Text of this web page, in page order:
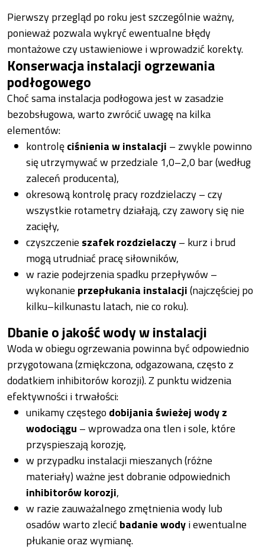
Pierwszy przegląd po roku jest szczególnie ważny,
ponieważ pozwala wykryć ewentualne błędy
montażowe czy ustawieniowe i wprowadzić korekty.
Konserwacja instalacji ogrzewania
podłogowego
Choć sama instalacja podłogowa jest w zasadzie
bezobsługowa, warto zwrócić uwagę na kilka
elementów:
kontrolęciśnienia w instalacji – zwykle powinno
się utrzymywać w przedziale 1,0–2,0 bar (według
zaleceń producenta),
okresową kontrolę pracy rozdzielaczy – czy
wszystkie rotametry działają, czy zawory się nie
zacięły,
czyszczenie szafek rozdzielaczy– kurz i brud
mogą utrudniać pracę siłowników,
w razie podejrzenia spadku przepływów –
wykonanie przepłukania instalacji(najczęściej po
kilku–kilkunastu latach, nie co roku).
Dbanie o jakość wody w instalacji
Woda w obiegu ogrzewania powinna być odpowiednio
przygotowana (zmiękczona, odgazowana, często z
dodatkiem inhibitorów korozji). Z punktu widzenia
efektywności i trwałości:
unikamy częstego dobijania świeżej wody z
wodociągu – wprowadza ona tlen i sole, które
przyspieszają korozję,
w przypadku instalacji mieszanych (różne
materiały) ważne jest dobranie odpowiednich
inhibitorów korozji,
w razie zauważalnego zmętnienia wody lub
osadów warto zlecićbadanie wodyi ewentualne
płukanie oraz wymianę.